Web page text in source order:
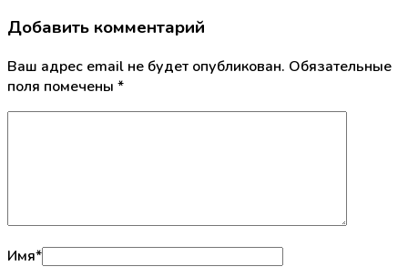
Добавить комментарий
Ваш адрес email не будет опубликован. Обязательные
поля помечены *
Имя*